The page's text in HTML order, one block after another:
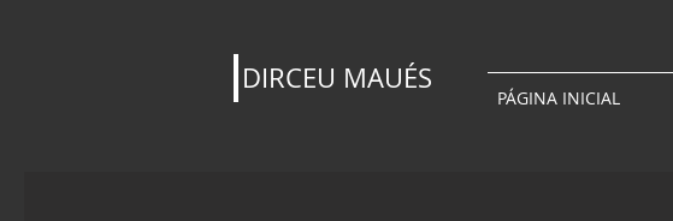
DIRCEU MAUÉS
PÁGINA INICIAL